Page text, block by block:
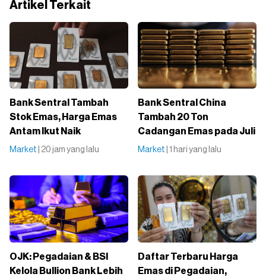
Artikel Terkait
Bank Sentral Tambah
Stok Emas, Harga Emas
Antam Ikut Naik
Market | 20 jam yang lalu
Bank Sentral China
Tambah 20 Ton
Cadangan Emas pada Juli
Market | 1 hari yang lalu
OJK: Pegadaian & BSI
Kelola Bullion Bank Lebih
Daftar Terbaru Harga
Emas di Pegadaian,